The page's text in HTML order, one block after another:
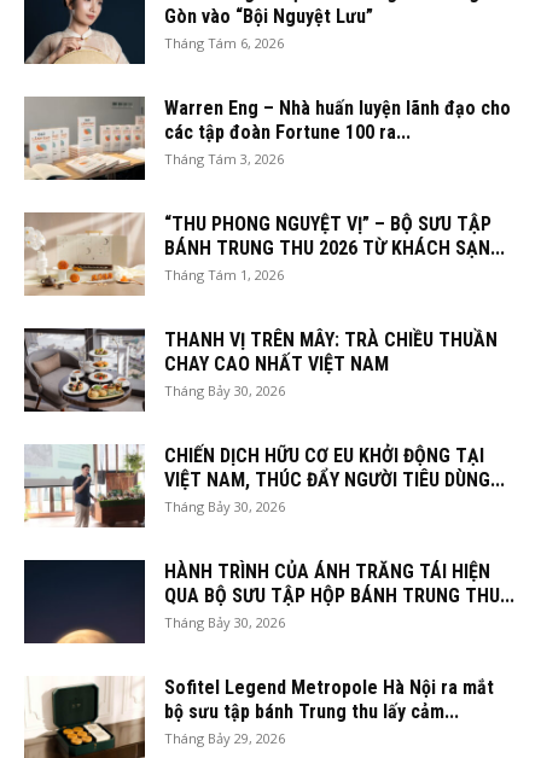
Gòn vào “Bội Nguyệt Lưu”
Tháng Tám 6, 2026
Warren Eng – Nhà huấn luyện lãnh đạo cho
các tập đoàn Fortune 100 ra...
Tháng Tám 3, 2026
“THU PHONG NGUYỆT VỊ” – BỘ SƯU TẬP
BÁNH TRUNG THU 2026 TỪ KHÁCH SẠN...
Tháng Tám 1, 2026
THANH VỊ TRÊN MÂY: TRÀ CHIỀU THUẦN
CHAY CAO NHẤT VIỆT NAM
Tháng Bảy 30, 2026
CHIẾN DỊCH HỮU CƠ EU KHỞI ĐỘNG TẠI
VIỆT NAM, THÚC ĐẨY NGƯỜI TIÊU DÙNG...
Tháng Bảy 30, 2026
HÀNH TRÌNH CỦA ÁNH TRĂNG TÁI HIỆN
QUA BỘ SƯU TẬP HỘP BÁNH TRUNG THU...
Tháng Bảy 30, 2026
Sofitel Legend Metropole Hà Nội ra mắt
bộ sưu tập bánh Trung thu lấy cảm...
Tháng Bảy 29, 2026